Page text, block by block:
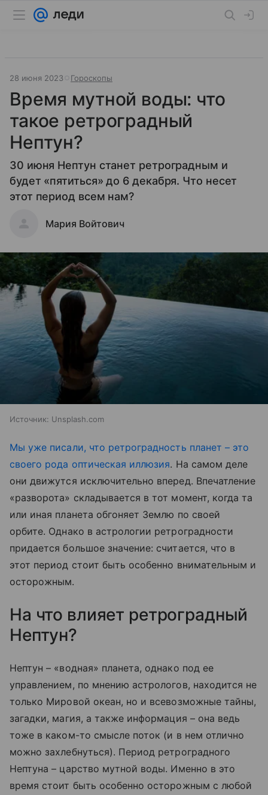
28 июня 2023 Гороскопы
Время мутной воды: что
такое ретроградный
Нептун?
30 июня Нептун станет ретроградным и
будет «пятиться» до 6 декабря. Что несет
этот период всем нам?
Мария Войтович
Источник: Unsplash.com
Мы уже писали, что ретроградность планет – это
своего рода оптическая иллюзия. На самом деле
они движутся исключительно вперед. Впечатление
«разворота» складывается в тот момент, когда та
или иная планета обгоняет Землю по своей
орбите. Однако в астрологии ретроградности
придается большое значение: считается, что в
этот период стоит быть особенно внимательным и
осторожным.
На что влияет ретроградный
Нептун?
Нептун – «водная» планета, однако под ее
управлением, по мнению астрологов, находится не
только Мировой океан, но и всевозможные тайны,
загадки, магия, а также информация – она ведь
тоже в каком-то смысле поток (и в нем отлично
можно захлебнуться). Период ретроградного
Нептуна – царство мутной воды. Именно в это
время стоит быть особенно осторожным с любой